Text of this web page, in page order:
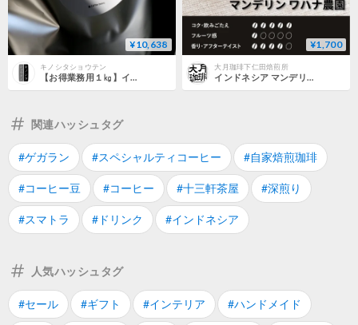
¥10,638
キノシタショウテン
¥1,700
大月珈琲下仁田焙煎所
関連ハッシュタグ
#ゲガラン #スペシャルティコーヒー #自家焙煎珈琲
#コーヒー豆 #コーヒー #十三軒茶屋 #深煎り
#スマトラ #ドリンク #インドネシア
人気ハッシュタグ
#セール #ギフト #インテリア #ハンドメイド